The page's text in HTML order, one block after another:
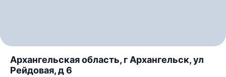
Архангельская область, г Архангельск, ул
Рейдовая, д 6